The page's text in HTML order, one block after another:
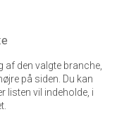
af den valgte branche,
på siden. Du kan
listen vil indeholde, i